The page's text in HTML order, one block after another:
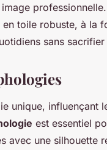
toile robuste, à la
sans
unique, influençant
est essentiel
avec une silhouette